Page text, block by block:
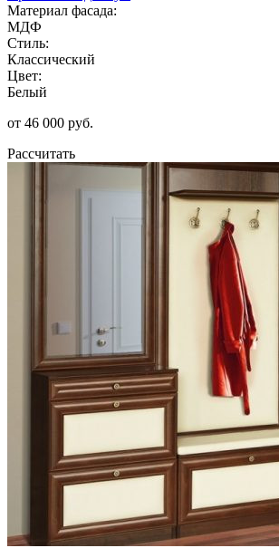
Материал фасада:
МДФ
Стиль:
Классический
Цвет:
Белый
от 46 000 руб.
Рассчитать